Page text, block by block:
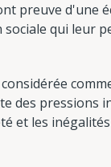
preuve d'une
qui leur
des pressions
et les inégalités